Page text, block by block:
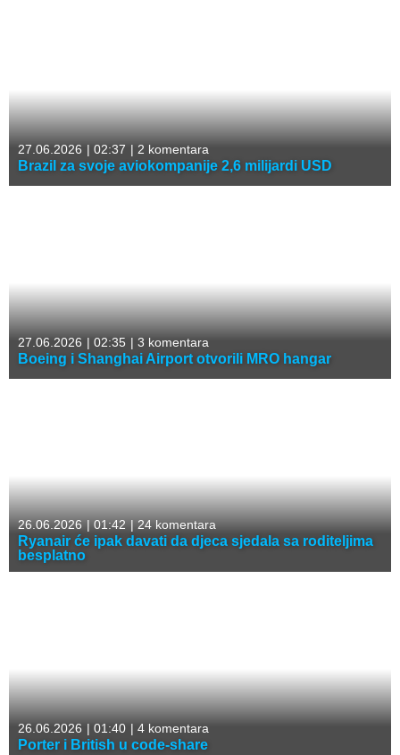
27.06.2026 | 02:37 | 2 komentara
Brazil za svoje aviokompanije 2,6 milijardi USD
27.06.2026 | 02:35 | 3 komentara
Boeing i Shanghai Airport otvorili MRO hangar
26.06.2026 |01:42 |24 komentara
Ryanair će ipak davati da djeca sjedala sa roditeljima
besplatno
26.06.2026 | 01:40 | 4 komentara
Porter i British u code-share